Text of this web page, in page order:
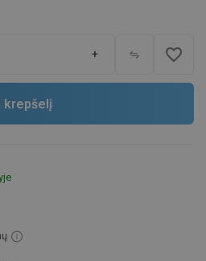
+ favorite_border
krepšelį